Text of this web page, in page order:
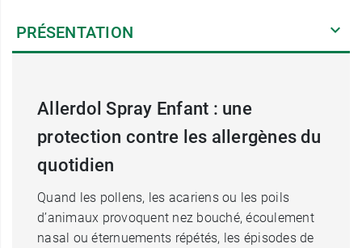
PRÉSENTATION
Allerdol Spray Enfant : une
protection contre les allergènes du
quotidien
Quand les pollens, les acariens ou les poils
d’animaux provoquent nez bouché, écoulement
nasal ou éternuements répétés, les épisodes de